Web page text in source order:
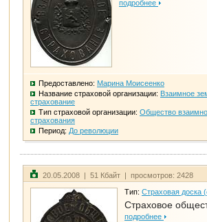
подробнее
Предоставлено: Марина Моисеенко
Название страховой организации: Взаимное
страхование
Тип страховой организации: Общество
страхования
Период: До революции
20.05.2008 | 51 Кбайт | просмотров: 2428
Тип: Страховая доска
Страховое
подробнее